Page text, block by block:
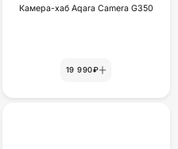
Камера-хаб Aqara Camera G350
19 990₽